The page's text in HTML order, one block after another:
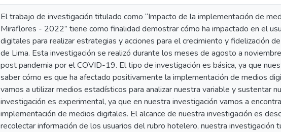
El trabajo de investigación titulado como “Impacto de la implementación de
Miraflores - 2022” tiene como finalidad demostrar cómo ha impactado en el
digitales para realizar estrategias y acciones para el crecimiento y fidelización
de Lima. Esta investigación se realizó durante los meses de agosto a
post pandemia por el COVID-19. El tipo de investigación es básica, ya que
saber cómo es que ha afectado positivamente la implementación de medios
vamos a utilizar medios estadísticos para analizar nuestra variable y sustentar
investigación es experimental, ya que en nuestra investigación vamos a
implementación de medios digitales. El alcance de nuestra investigación es
recolectar información de los usuarios del rubro hotelero, nuestra investigación